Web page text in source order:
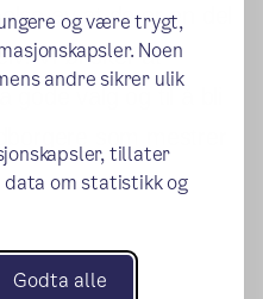
og være trygt,
Noen
andre sikrer ulik
tillater
data om statistikk og
Godta alle
av at de er en del
Vi ønsker at
gode valg og til å bli